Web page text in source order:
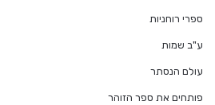
ספרי רוחניות
ע"ב שמות
עולם הנסתר
פותחים את ספר הזוהר